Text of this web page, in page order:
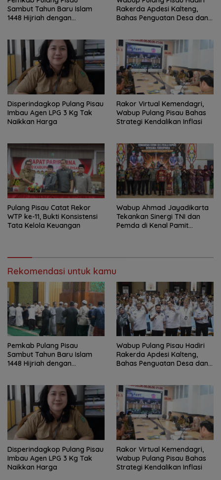
Sambut Tahun Baru Islam
1448 Hijriah dengan
Rakerda Apdesi Kalteng,
Bahas Penguatan Desa dan
Disperindagkop Pulang Pisau
Imbau Agen LPG 3 Kg Tak
Naikkan Harga
Rakor Virtual Kemendagri,
Wabup Pulang Pisau Bahas
Strategi Kendalikan Inflasi
Pulang Pisau Catat Rekor
WTP ke-11, Bukti Konsistensi
Tata Kelola Keuangan
Wabup Ahmad Jayadikarta
Tekankan Sinergi TNI dan
Pemda di Kenal Pamit
Rekomendasi untuk kamu
Pemkab Pulang Pisau
Sambut Tahun Baru Islam
1448 Hijriah dengan
Wabup Pulang Pisau Hadiri
Rakerda Apdesi Kalteng,
Bahas Penguatan Desa dan
Disperindagkop Pulang Pisau
Imbau Agen LPG 3 Kg Tak
Naikkan Harga
Rakor Virtual Kemendagri,
Wabup Pulang Pisau Bahas
Strategi Kendalikan Inflasi